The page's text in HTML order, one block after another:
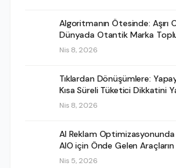
Algoritmanın Ötesinde:
Dünyada Otantik Marka
Nis 8, 2026
Tıklardan Dönüşümlere:
Kısa Süreli Tüketici Dikkatini
Nis 8, 2026
AI Reklam Optimizasyonunda
AIO için Önde Gelen Araçların
Nis 5, 2026